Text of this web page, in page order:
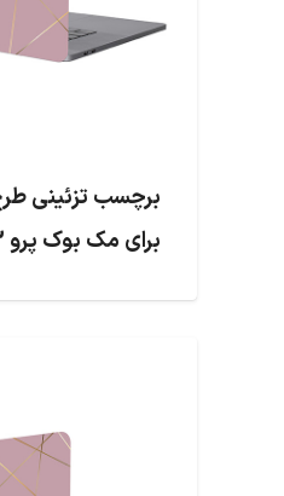
برای مک بوک پرو 13 اینچ 2018-2019